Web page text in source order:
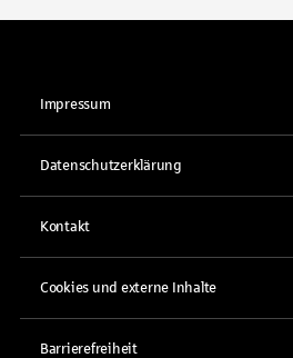
Impressum
Datenschutzerklärung
Kontakt
Cookies und externe Inhalte
Barrierefreiheit